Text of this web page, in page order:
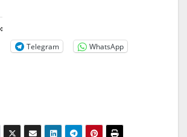
Telegram WhatsApp